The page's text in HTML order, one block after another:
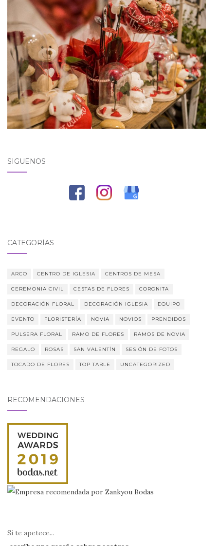
SÍGUENOS
CATEGORÍAS
ARCO CENTRO DE IGLESIA CENTROS DE MESA
CEREMONIA CIVIL CESTAS DE FLORES CORONITA
DECORACIÓN FLORAL DECORACIÓN IGLESIA EQUIPO
EVENTO FLORISTERÍA NOVIA NOVIOS PRENDIDOS
PULSERA FLORAL RAMO DE FLORES RAMOS DE NOVIA
REGALO ROSAS SAN VALENTÍN SESIÓN DE FOTOS
TOCADO DE FLORES TOP TABLE UNCATEGORIZED
RECOMENDACIONES
Si te apetece...